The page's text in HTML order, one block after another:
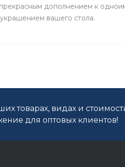
дополнением к
вашего стола.
товарах, видах и
для оптовых клиентов!